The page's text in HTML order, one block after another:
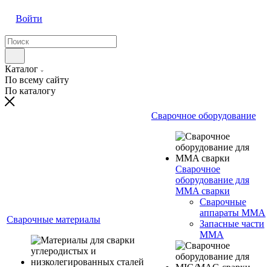
Войти
Каталог
По всему сайту
По каталогу
Сварочные материалы
Сварочное оборудование
Сварочное
оборудование для
MMA сварки
Сварочные
аппараты MMA
Запасные части
MMA